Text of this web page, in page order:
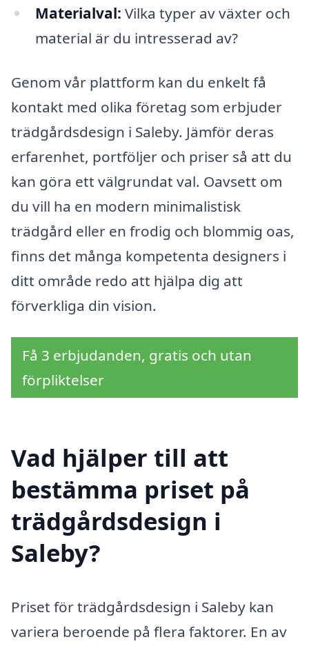
Materialval: Vilka typer av växter och
material är du intresserad av?
Genom vår plattform kan du enkelt få
kontakt med olika företag som erbjuder
trädgårdsdesign i Saleby. Jämför deras
erfarenhet, portföljer och priser så att du
kan göra ett välgrundat val. Oavsett om
du vill ha en modern minimalistisk
trädgård eller en frodig och blommig oas,
finns det många kompetenta designers i
ditt område redo att hjälpa dig att
förverkliga din vision.
Få 3 erbjudanden, gratis och utan
förpliktelser
Vad hjälper till att
bestämma priset på
trädgårdsdesign i
Saleby?
Priset för trädgårdsdesign i Saleby kan
variera beroende på flera faktorer. En av